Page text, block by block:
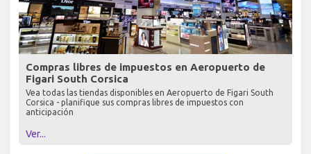
Compras libres de impuestos en Aeropuerto de
Figari South Corsica
Vea todas las tiendas disponibles en Aeropuerto de Figari South
Corsica - planifique sus compras libres de impuestos con
anticipación
Ver...